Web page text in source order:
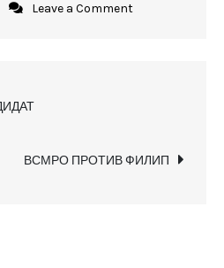
Leave a Comment
СПИСОЦИТЕ
ВСМРО ПРОТИВ ФИЛИП